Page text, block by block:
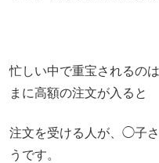
忙しい中で重宝されるの
まに高額の注文が入ると
注文を受ける人が、◯子
うです。